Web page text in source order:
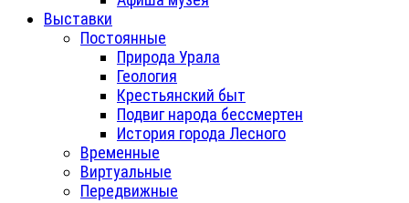
Выставки
Постоянные
Природа Урала
Геология
Крестьянский быт
Подвиг народа бессмертен
История города Лесного
Временные
Виртуальные
Передвижные